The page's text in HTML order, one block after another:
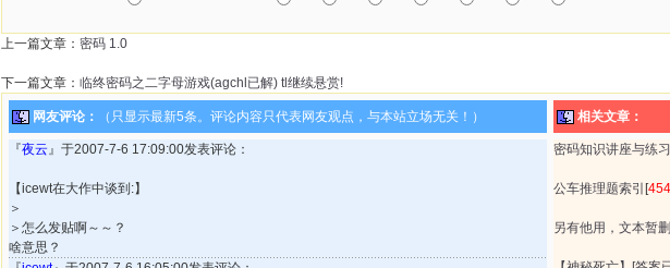
上一篇文章： 密码 1.0
下一篇文章： 临终密码之二字母游戏(agchl已解) tl继续悬赏!
网友评论： （只显示最新5条。评论内容只代表网友观点，与本站立场无关！） 相关文章：
『夜云』于2007-7-6 17:09:00发表评论：
【icewt在大作中谈到:】
＞
＞怎么发贴啊～～？
啥意思？
密码知识讲座与
公车推理题索引 [
另有他用，文本暂删